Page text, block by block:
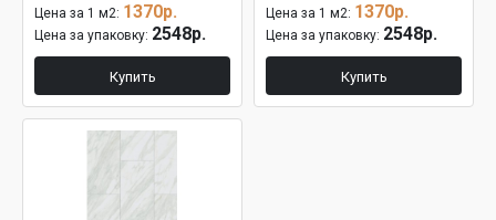
Цена за 1 м2: 1370р.
Цена за упаковку: 2548р.
Купить
Цена за 1 м2: 1370р.
Цена за упаковку: 2548р.
Купить